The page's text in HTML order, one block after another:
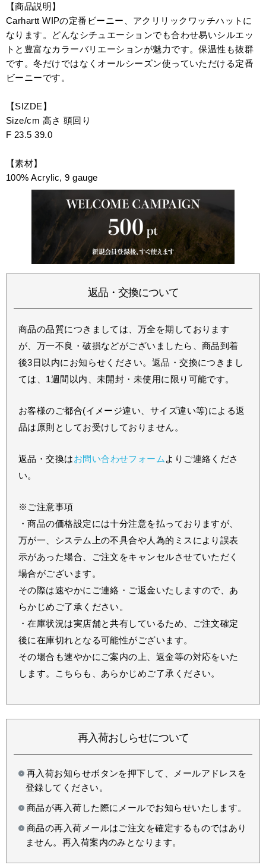
【商品説明】
Carhartt WIPの定番ビーニー、アクリリックワッチハットに
なります。どんなシチュエーションでも合わせ易いシルエッ
トと豊富なカラーバリエーションが魅力です。保温性も抜群
です。冬だけではなくオールシーズン使っていただける定番
ビーニーです。
【SIZDE】
Size/cm 高さ 頭回り
F 23.5 39.0
【素材】
100% Acrylic, 9 gauge
返品・交換について
商品の品質につきましては、万全を期しております
が、万一不良・破損などがございましたら、商品到着
後3日以内にお知らせください。返品・交換につきまし
ては、1週間以内、未開封・未使用に限り可能です。
お客様のご都合(イメージ違い、サイズ違い等)による返
品は原則としてお受けしておりません。
返品・交換はお問い合わせフォーム よりご連絡くださ
い。
※ご注意事項
・商品の価格設定には十分注意を払っておりますが、
万が一、システム上の不具合や人為的ミスにより誤表
示があった場合、ご注文をキャンセルさせていただく
場合がございます。
その際は速やかにご連絡・ご返金いたしますので、あ
らかじめご了承ください。
・在庫状況は実店舗と共有しているため、ご注文確定
後に在庫切れとなる可能性がございます。
その場合も速やかにご案内の上、返金等の対応をいた
します。こちらも、あらかじめご了承ください。
再入荷おしらせについて
再入荷お知らせボタンを押下して、メールアドレスを
登録してください。
商品が再入荷した際にメールでお知らせいたします。
商品の再入荷メールはご注文を確定するものではあり
ません。再入荷案内のみとなります。